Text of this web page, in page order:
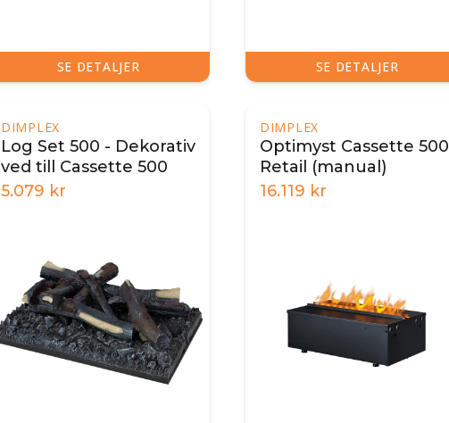
SE DETALJER SE DETALJER
DIMPLEX
Log Set 500 - Dekorativ
ved till Cassette 500
5.079 kr
DIMPLEX
Optimyst Cassette 500
Retail (manual)
16.119 kr